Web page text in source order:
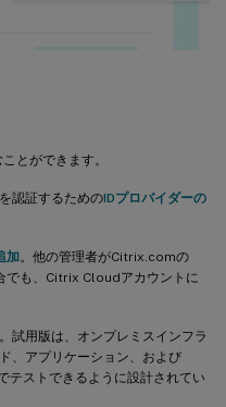
とができます。
認証するためのIDプロバイダーの
加。他の管理者がCitrix.comの
でも、Citrix Cloudアカウントに
。試用版は、オンプレミスインフラ
、アプリケーション、および
ストできるように設計されてい